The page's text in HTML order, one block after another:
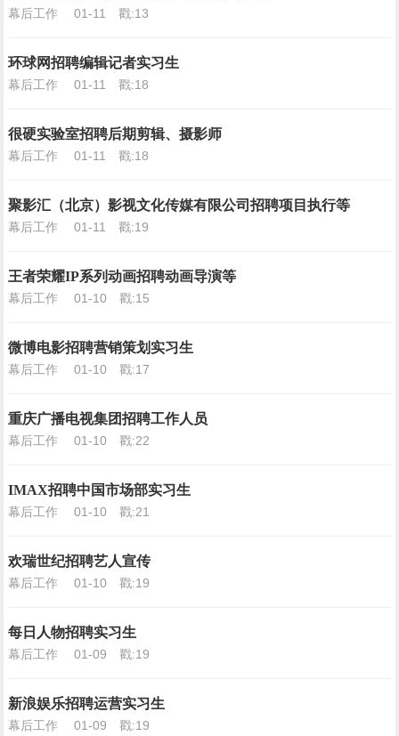
幕后工作 01-11 戳:13
环球网招聘编辑记者实习生
幕后工作 01-11 戳:18
很硬实验室招聘后期剪辑、摄影师
幕后工作 01-11 戳:18
聚影汇（北京）影视文化传媒有限公司招聘项目执行等
幕后工作 01-11 戳:19
王者荣耀IP系列动画招聘动画导演等
幕后工作 01-10 戳:15
微博电影招聘营销策划实习生
幕后工作 01-10 戳:17
重庆广播电视集团招聘工作人员
幕后工作 01-10 戳:22
IMAX招聘中国市场部实习生
幕后工作 01-10 戳:21
欢瑞世纪招聘艺人宣传
幕后工作 01-10 戳:19
每日人物招聘实习生
幕后工作 01-09 戳:19
新浪娱乐招聘运营实习生
幕后工作 01-09 戳:19